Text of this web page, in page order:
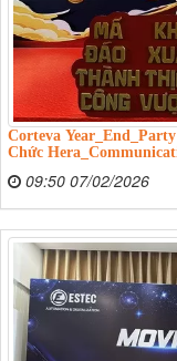
Corteva
Chức
09:50 07/02/2026